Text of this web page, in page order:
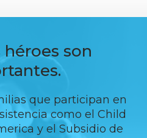
son
que participan en
como el Child
y el Subsidio de